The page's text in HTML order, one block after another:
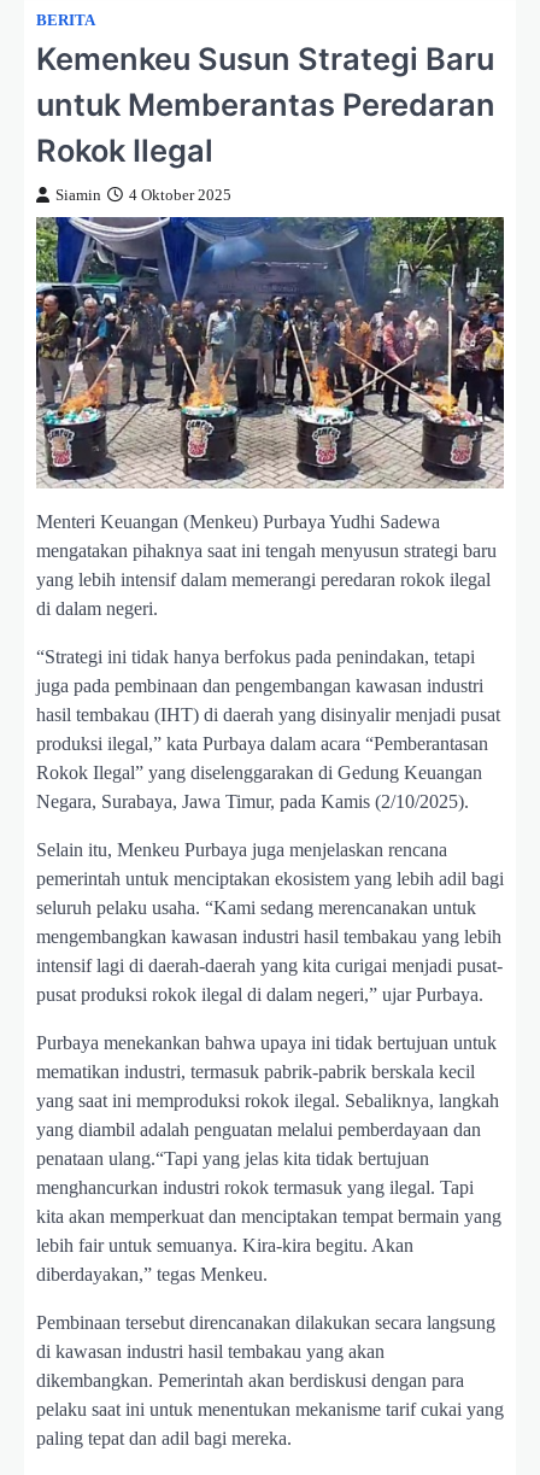
BERITA
Kemenkeu Susun Strategi Baru
untuk Memberantas Peredaran
Rokok Ilegal
Siamin 4 Oktober 2025
Menteri Keuangan (Menkeu) Purbaya Yudhi Sadewa
mengatakan pihaknya saat ini tengah menyusun strategi baru
yang lebih intensif dalam memerangi peredaran rokok ilegal
di dalam negeri.
“Strategi ini tidak hanya berfokus pada penindakan, tetapi
juga pada pembinaan dan pengembangan kawasan industri
hasil tembakau (IHT) di daerah yang disinyalir menjadi pusat
produksi ilegal,” kata Purbaya dalam acara “Pemberantasan
Rokok Ilegal” yang diselenggarakan di Gedung Keuangan
Negara, Surabaya, Jawa Timur, pada Kamis (2/10/2025).
Selain itu, Menkeu Purbaya juga menjelaskan rencana
pemerintah untuk menciptakan ekosistem yang lebih adil bagi
seluruh pelaku usaha. “Kami sedang merencanakan untuk
mengembangkan kawasan industri hasil tembakau yang lebih
intensif lagi di daerah-daerah yang kita curigai menjadi pusat-
pusat produksi rokok ilegal di dalam negeri,” ujar Purbaya.
Purbaya menekankan bahwa upaya ini tidak bertujuan untuk
mematikan industri, termasuk pabrik-pabrik berskala kecil
yang saat ini memproduksi rokok ilegal. Sebaliknya, langkah
yang diambil adalah penguatan melalui pemberdayaan dan
penataan ulang.“Tapi yang jelas kita tidak bertujuan
menghancurkan industri rokok termasuk yang ilegal. Tapi
kita akan memperkuat dan menciptakan tempat bermain yang
lebih fair untuk semuanya. Kira-kira begitu. Akan
diberdayakan,” tegas Menkeu.
Pembinaan tersebut direncanakan dilakukan secara langsung
di kawasan industri hasil tembakau yang akan
dikembangkan. Pemerintah akan berdiskusi dengan para
pelaku saat ini untuk menentukan mekanisme tarif cukai yang
paling tepat dan adil bagi mereka.